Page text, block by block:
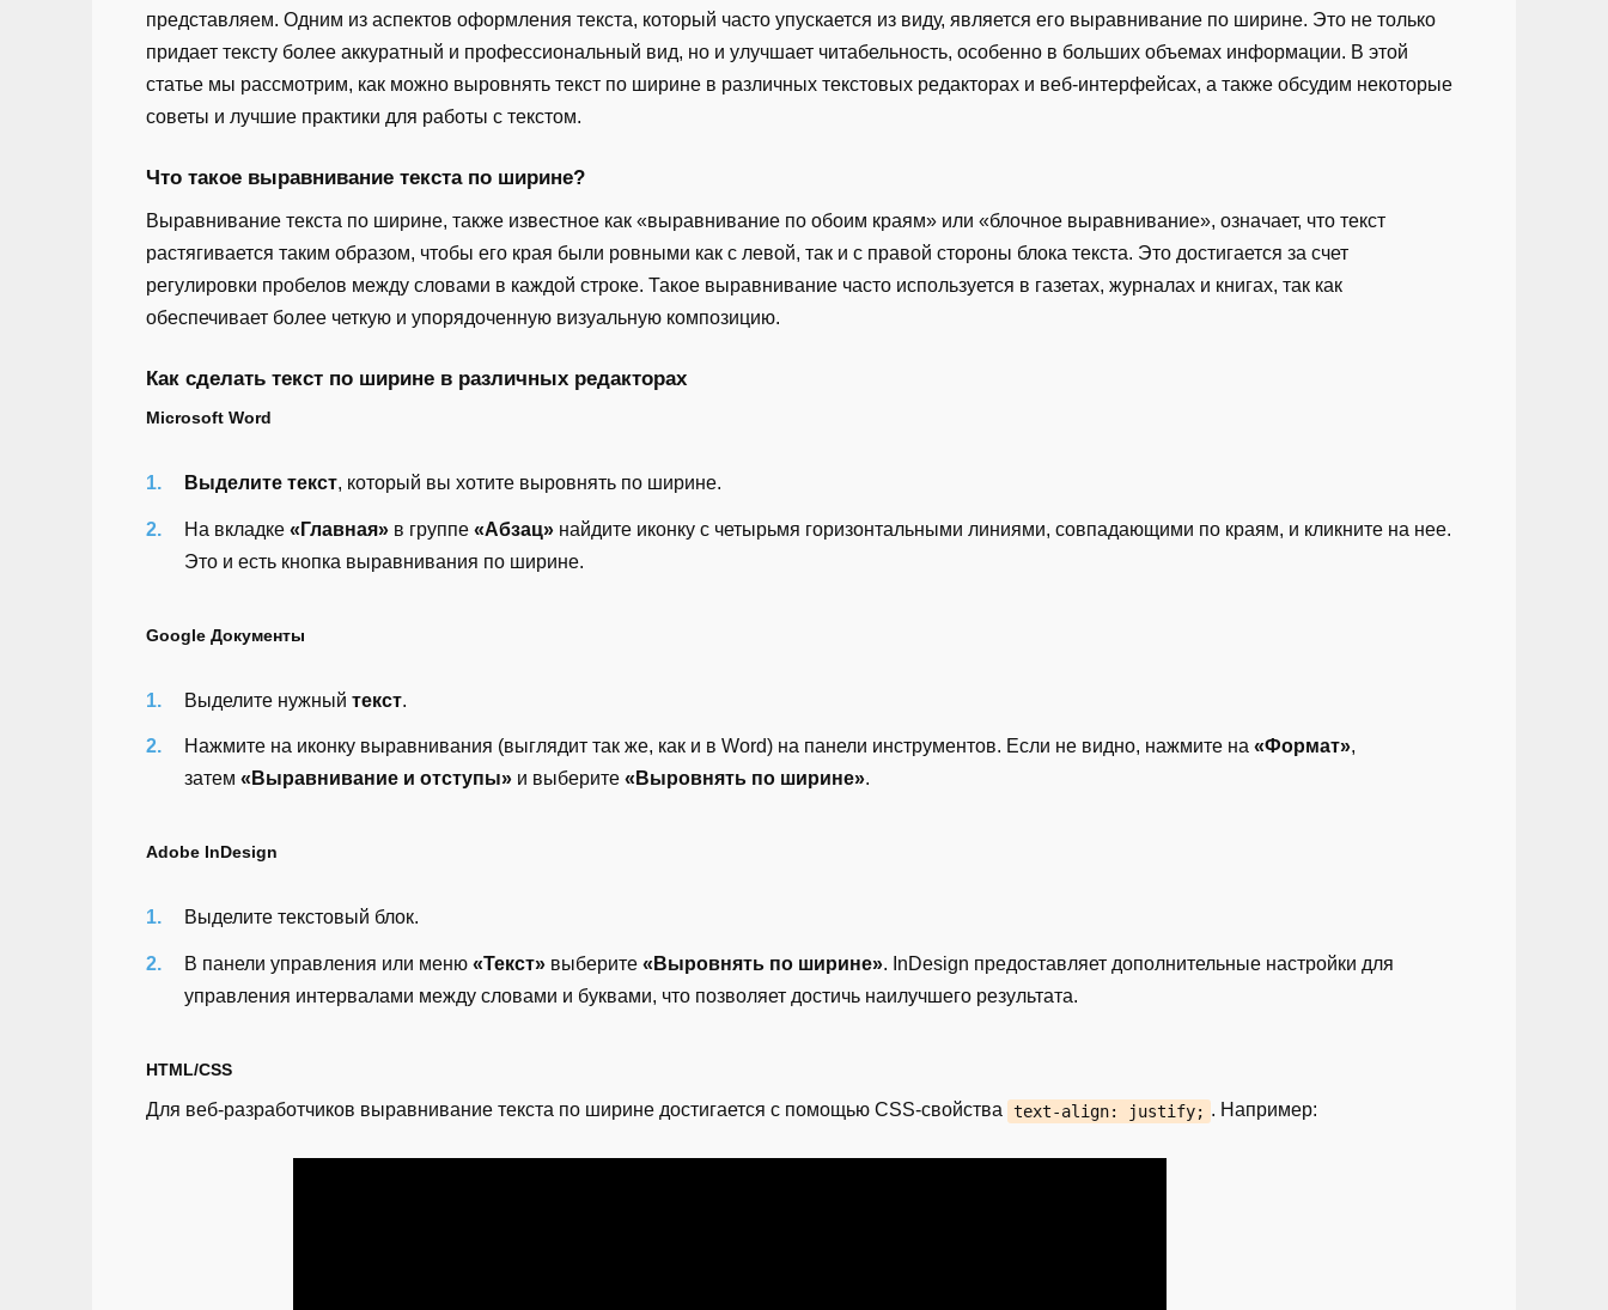
представляем. Одним из аспектов оформления текста, который часто упускается из виду, является его выравнивание по ширине. Это не только
придает тексту более аккуратный и профессиональный вид, но и улучшает читабельность, особенно в больших объемах информации. В этой
статье мы рассмотрим, как можно выровнять текст по ширине в различных текстовых редакторах и веб-интерфейсах, а также обсудим некоторые
советы и лучшие практики для работы с текстом.
Что такое выравнивание текста по ширине?
Выравнивание текста по ширине, также известное как «выравнивание по обоим краям» или «блочное выравнивание», означает, что текст
растягивается таким образом, чтобы его края были ровными как с левой, так и с правой стороны блока текста. Это достигается за счет
регулировки пробелов между словами в каждой строке. Такое выравнивание часто используется в газетах, журналах и книгах, так как
обеспечивает более четкую и упорядоченную визуальную композицию.
Как сделать текст по ширине в различных редакторах
Microsoft Word
Выделите текст, который вы хотите выровнять по ширине.
На вкладке «Главная» в группе «Абзац» найдите иконку с четырьмя горизонтальными линиями, совпадающими по краям, и кликните на нее.
Это и есть кнопка выравнивания по ширине.
Google Документы
Выделите нужный текст.
Нажмите на иконку выравнивания (выглядит так же, как и в Word) на панели инструментов. Если не видно, нажмите на «Формат»,
затем «Выравнивание и отступы» и выберите «Выровнять по ширине».
Adobe InDesign
Выделите текстовый блок.
В панели управления или меню «Текст» выберите «Выровнять по ширине». InDesign предоставляет дополнительные настройки для
управления интервалами между словами и буквами, что позволяет достичь наилучшего результата.
HTML/CSS
Для веб-разработчиков выравнивание текста по ширине достигается с помощью CSS-свойства text-align: justify; . Например: